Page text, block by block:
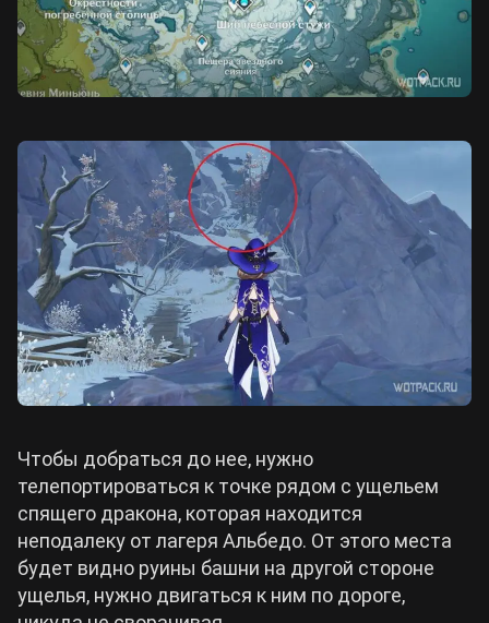
Чтобы добраться до нее, нужно
телепортироваться к точке рядом с ущельем
спящего дракона, которая находится
неподалеку от лагеря Альбедо. От этого места
будет видно руины башни на другой стороне
ущелья, нужно двигаться к ним по дороге,